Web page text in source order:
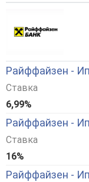
Райффайзен -
Ставка
6,99%
Райффайзен -
Ставка
16%
Райффайзен -